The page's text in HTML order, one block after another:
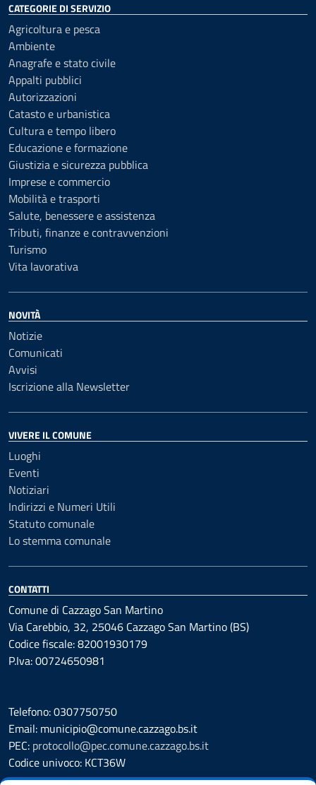
CATEGORIE DI SERVIZIO
Agricoltura e pesca
Ambiente
Anagrafe e stato civile
Appalti pubblici
Autorizzazioni
Catasto e urbanistica
Cultura e tempo libero
Educazione e formazione
Giustizia e sicurezza pubblica
Imprese e commercio
Mobilità e trasporti
Salute, benessere e assistenza
Tributi, finanze e contravvenzioni
Turismo
Vita lavorativa
NOVITÀ
Notizie
Comunicati
Avvisi
Iscrizione alla Newsletter
VIVERE IL COMUNE
Luoghi
Eventi
Notiziari
Indirizzi e Numeri Utili
Statuto comunale
Lo stemma comunale
CONTATTI
Comune di Cazzago San Martino
Via Carebbio, 32, 25046 Cazzago San Martino (BS)
Codice fiscale: 82001930179
P.Iva: 00724650981
Telefono: 0307750750
Email: municipio@comune.cazzago.bs.it
PEC: protocollo@pec.comune.cazzago.bs.it
Codice univoco: KCT36W